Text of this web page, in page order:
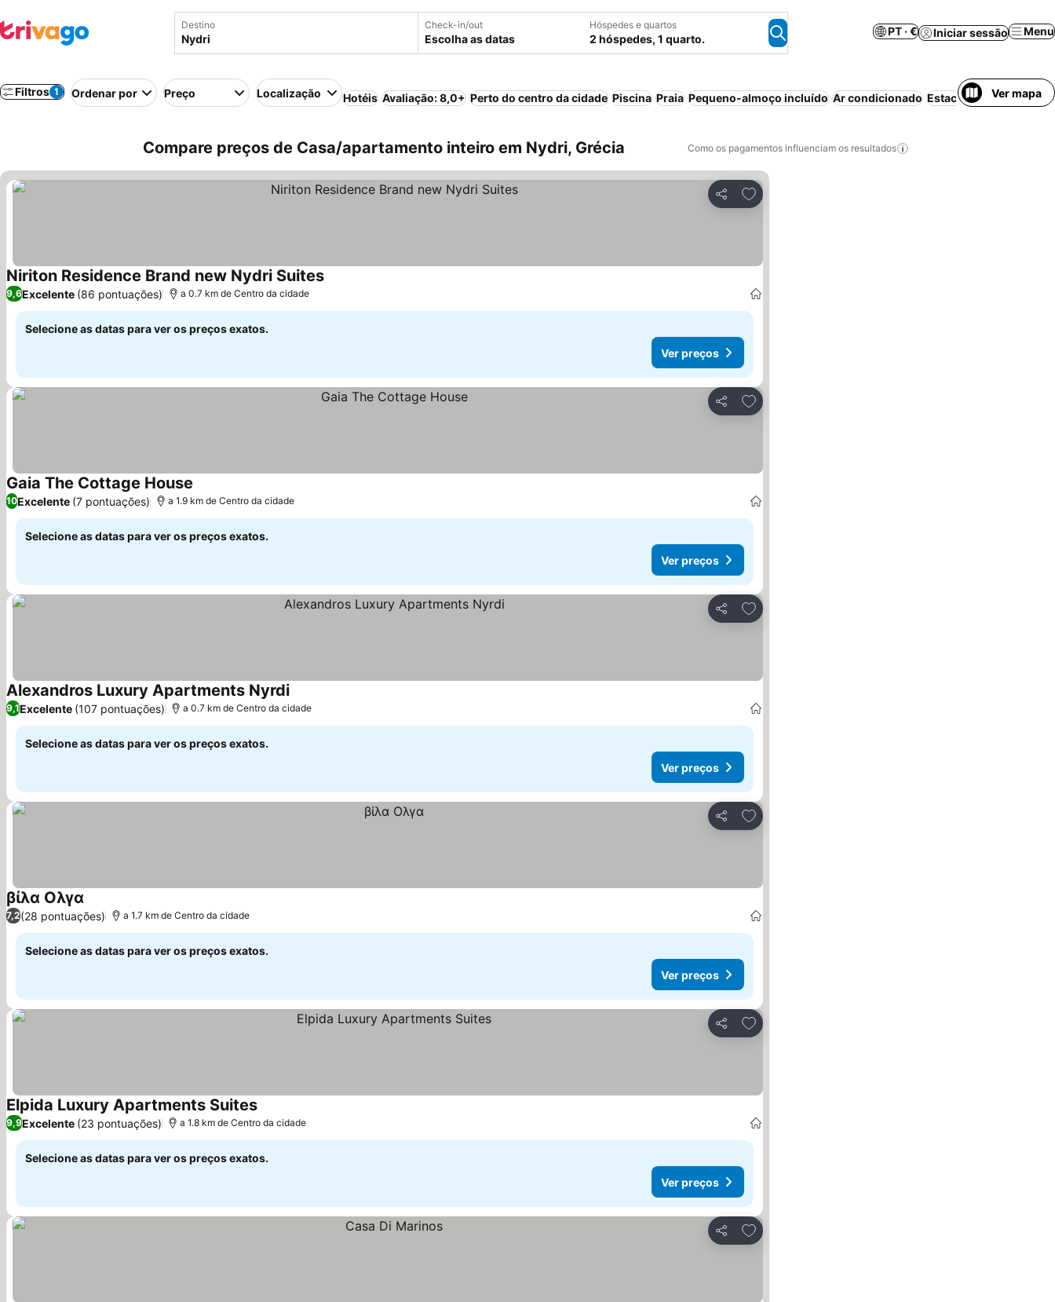
Destino Check-in/out
Escolha as datas
Hóspedes e quartos
2 hóspedes, 1 quarto.
PT · € Iniciar sessão Menu
Filtros 1 Ordenar por Preço Localização Hotéis Avaliação: 8,0+ Perto do centro da cidade Piscina Praia Pequeno-almoço incluído Ar condicionado Estacionamento Casa/
Ver mapa
Compare preços de Casa/apartamento inteiro em Nydri, Grécia Como os pagamentos influenciam os resultados
Partilhar
Adicionar aos favoritos
Niriton Residence Brand new Nydri SuitesVer preços
9,6Excelente (86 pontuações) a 0.7 km de Centro da cidade
Selecione as datas para ver os preços exatos.
Ver preços
Partilhar
Adicionar aos favoritos
Gaia The Cottage House
10Excelente (7 pontuações) a 1.9 km de Centro da cidade
Selecione as datas para ver os preços exatos.
Ver preços
Partilhar
Adicionar aos favoritos
Alexandros Luxury Apartments NyrdiVer preços
9,1Excelente (107 pontuações) a 0.7 km de Centro da cidade
Selecione as datas para ver os preços exatos.
Ver preços
Partilhar
Adicionar aos favoritos
βίλα Ολγα Ver preços
7,2(28 pontuações) a 1.7 km de Centro da cidade
Selecione as datas para ver os preços exatos.
Ver preços
Partilhar
Adicionar aos favoritos
Elpida Luxury Apartments SuitesVer preços
9,9Excelente (23 pontuações) a 1.8 km de Centro da cidade
Selecione as datas para ver os preços exatos.
Ver preços
Partilhar
Adicionar aos favoritos